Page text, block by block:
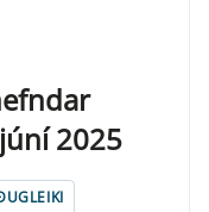
2025